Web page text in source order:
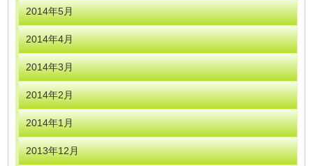
2014年5月
2014年4月
2014年3月
2014年2月
2014年1月
2013年12月